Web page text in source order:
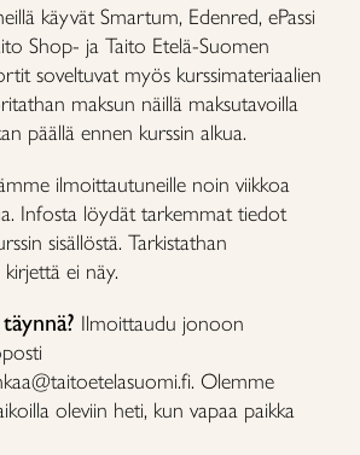
käyvät Smartum, Edenred, ePassi
Shop- ja Taito Etelä-Suomen
soveltuvat myös kurssimateriaalien
maksun näillä maksutavoilla
päällä ennen kurssin alkua.
ilmoittautuneille noin viikkoa
Infosta löydät tarkemmat tiedot
sisällöstä. Tarkistathan
ei näy.
Ilmoittaudu jonoon
Olemme
oleviin heti, kun vapaa paikka